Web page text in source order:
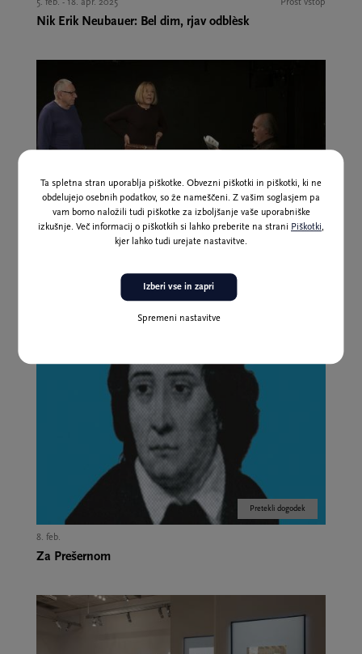
5. feb. - 18. apr. 2025 Prost vstop
Nik Erik Neubauer: Bel dim, rjav odblèsk
Vsaka dobra zgodba je ljubezenska zgodba
Pretekli dogodek
8. feb.
Za Prešernom
Ta spletna stran uporablja piškotke. Obvezni piškotki in piškotki, ki ne
obdelujejo osebnih podatkov, so že nameščeni. Z vašim soglasjem pa
vam bomo naložili tudi piškotke za izboljšanje vaše uporabniške
izkušnje. Več informacij o piškotkih si lahko preberite na strani Piškotki,
kjer lahko tudi urejate nastavitve.
Spremeni nastavitve
Izberi vse in zapri